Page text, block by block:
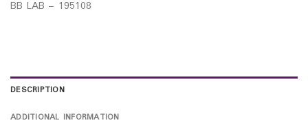
BB LAB – 195108
DESCRIPTION
ADDITIONAL INFORMATION